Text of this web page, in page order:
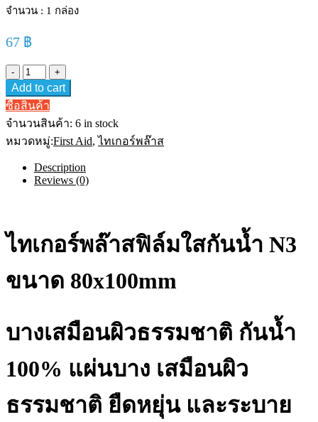
จำนวน : 1 กล่อง
67 ฿
Tigerplast
N3
8
x
10
ซม.
(
ชิ้น
/
Film
ไท
อร์
ใส
น้ำ
x
100
Add to cart
ซื้อสินค้า
จำนวนสินค้า: 6 in stock
หมวดหมู่:First Aid,ไทเกอร์พล๊าส
Description
Reviews (0)
ไทเกอร์พล๊าสฟิล์มใสกันน้ำ N3
ขนาด 80x100mm
บางเสมือนผิวธรรมชาติ กันน้ำ
100% แผ่นบาง เสมือนผิว
ธรรมชาติ ยืดหยุ่น และระบาย